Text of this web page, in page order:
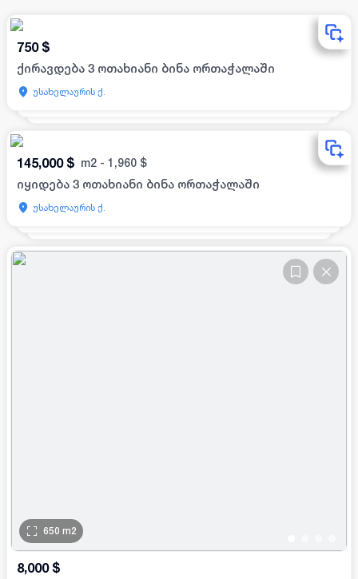
750 $
ქირავდება 3 ოთახიანი ბინა ორთაჭალაში
უსახელაურის ქ.
145,000 $ m2 - 1,960 $
იყიდება 3 ოთახიანი ბინა ორთაჭალაში
უსახელაურის ქ.
650 m2
8,000 $